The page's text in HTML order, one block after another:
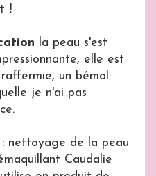
!
la peau s'est
elle est
un bémol
je n'ai pas
nettoyage de la peau
Caudalie